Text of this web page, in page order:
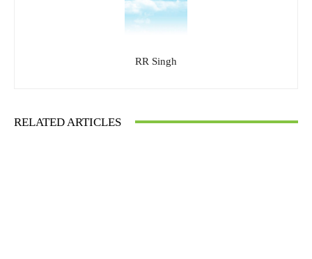
RR Singh
RELATED ARTICLES